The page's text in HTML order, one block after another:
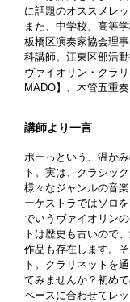
に話題のオススメレ
また、中学校、高等
板橋区演奏家協会理
科講師。江東区部活動
ヴァイオリン・クラ
MADO】、木管五重
講師より一言
ポーっという、温か
ト。実は、クラシッ
様々なジャンルの音
ーケストラではソロ
でいうヴァイオリン
トは歴史も古いので
作品も存在します。
ト。クラリネットを
てみませんか？初め
ペースに合わせてレッ